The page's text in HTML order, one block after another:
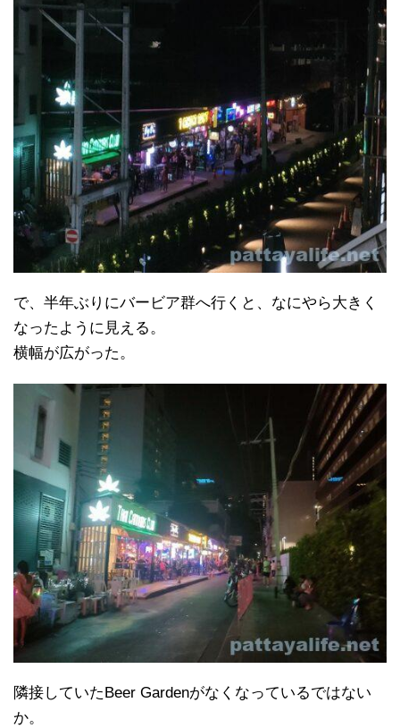
で、半年ぶりにバービア群へ行くと、なにやら大きく
なったように見える。
横幅が広がった。
隣接していたBeer Gardenがなくなっているではない
か。